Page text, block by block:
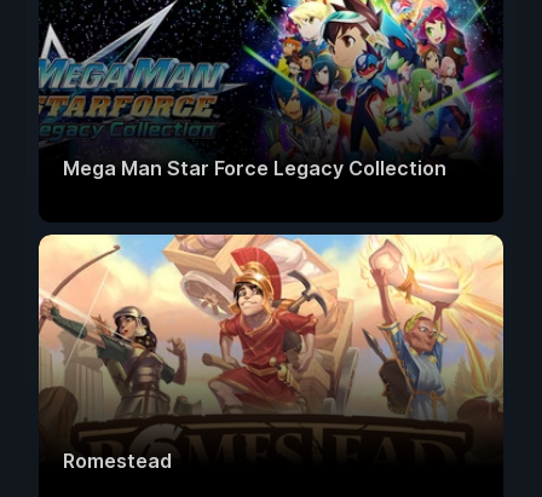
Mega Man Star Force Legacy Collection
Romestead